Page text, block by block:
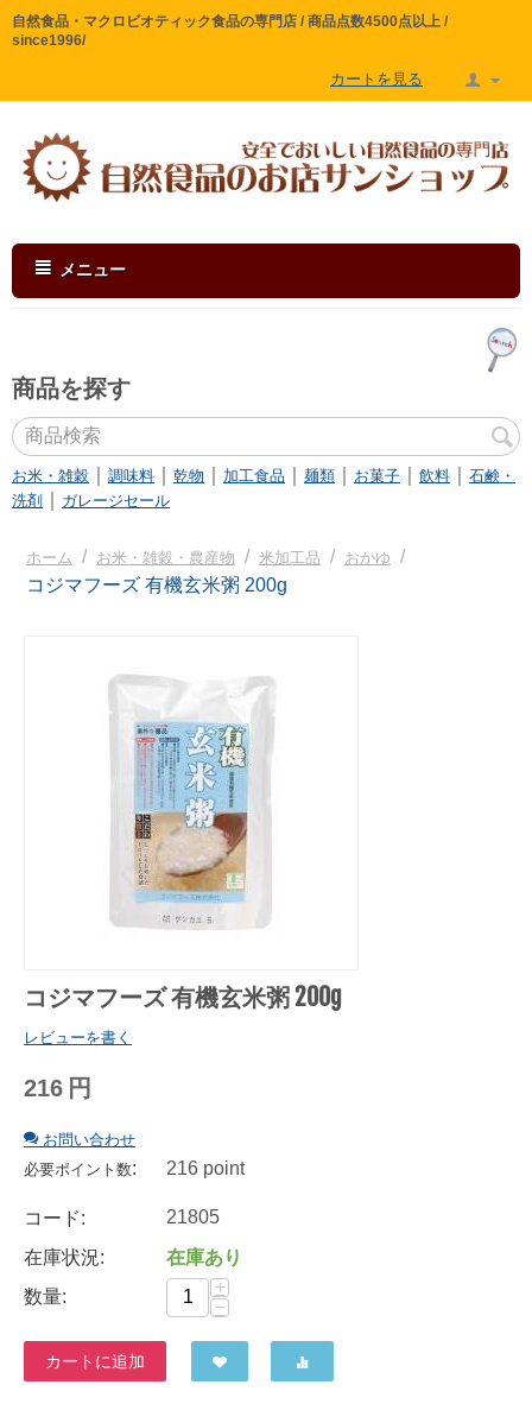
自然食品・マクロビオティック食品の専門店 / 商品点数4500点以上 /
since1996/
カートを見る
メニュー
商品を探す
お米・雑穀 調味料 乾物 加工食品 麺類 お菓子 飲料
石鹸・
洗剤
ガレージセール
ホーム / お米・雑穀・農産物 / 米加工品 / おかゆ /
コジマフーズ 有機玄米粥 200g
コジマフーズ 有機玄米粥 200g
レビューを書く
216 円
お問い合わせ
必要ポイント数: 216 point
コード:
21805
在庫状況:
在庫あり
数量:
+
−
カートに追加